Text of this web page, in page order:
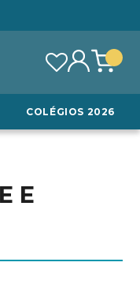
COLÉGIOS 2026
E